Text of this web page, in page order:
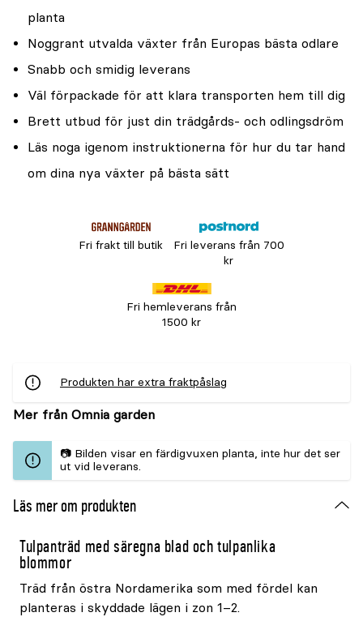
planta
Noggrant utvalda växter från Europas bästa odlare
Snabb och smidig leverans
Väl förpackade för att klara transporten hem till dig
Brett utbud för just din trädgårds- och odlingsdröm
Läs noga igenom instruktionerna för hur du tar hand
om dina nya växter på bästa sätt
Fri frakt till butik
Fri leverans från 700
kr
Fri hemleverans från
1500 kr
Produkten har extra fraktpåslag
Mer från Omnia garden
📷 Bilden visar en färdigvuxen planta, inte hur det ser
ut vid leverans.
Läs mer om produkten
Tulpanträd med säregna blad och tulpanlika
blommor
Träd från östra Nordamerika som med fördel kan
planteras i skyddade lägen i zon 1–2.